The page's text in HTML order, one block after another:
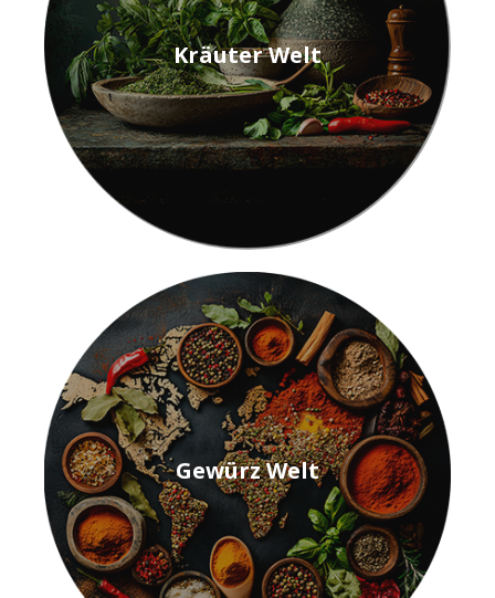
Kräuter Welt
Gewürz Welt